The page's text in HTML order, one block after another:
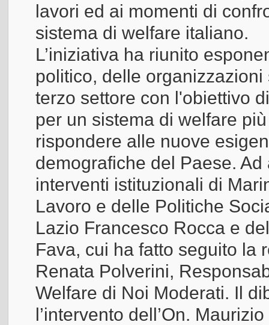
lavori ed ai momenti di
sistema di welfare italiano.
L’iniziativa ha riunito
politico, delle
terzo settore con l'obiettivo
per un sistema di welfare
rispondere alle nuove
demografiche del Paese.
interventi istituzionali di
Lavoro e delle Politiche
Lazio Francesco Rocca e
Fava, cui ha fatto seguito la
Renata Polverini,
Welfare di Noi Moderati. Il
l’intervento dell’On.